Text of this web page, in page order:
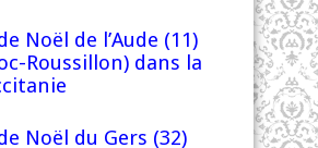
Noël de l’Aude (11)
Roussillon) dans la
Noël du Gers (32)